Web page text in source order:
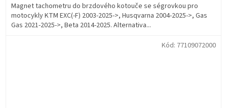
Magnet tachometru do brzdového kotouče se ségrovkou pro
motocykly KTM EXC(-F) 2003-2025->, Husqvarna 2004-2025->, Gas
Gas 2021-2025->, Beta 2014-2025. Alternativa...
Kód: 77109072000